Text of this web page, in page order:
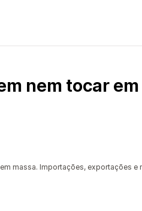
nem tocar
massa. Importações, exportações e